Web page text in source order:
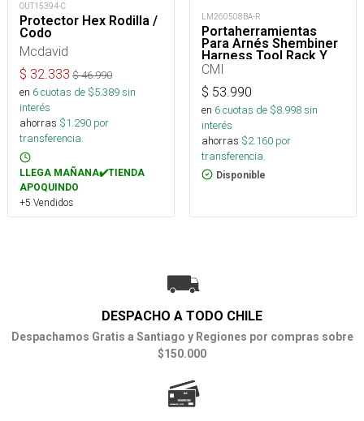
OUT15394-C
Protector Hex Rodilla /
Codo
Mcdavid
$ 32.333 $46.990
en 6cuotas de $5.389sin
interés
ahorras $1.290 por
transferencia.
LLEGA MAÑANA✔️TIENDA
APOQUINDO
+5 Vendidos
LM260508BA-R
Portaherramientas
Para Arnés Shembiner
Harness Tool Rack Y
Arborismo
CMI
$ 53.990
en 6cuotas de $8.998sin
interés
ahorras $2.160 por
transferencia.
Disponible
DESPACHO A TODO CHILE
Despachamos Gratis a Santiago y Regiones por compras sobre
$150.000